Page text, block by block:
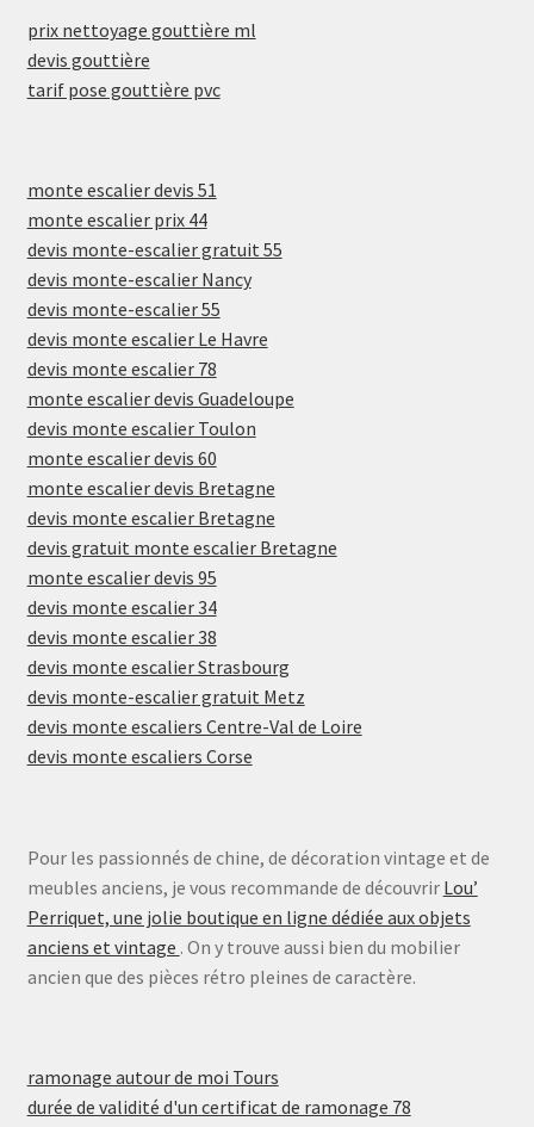
prix nettoyage gouttière ml
devis gouttière
tarif pose gouttière pvc
monte escalier devis 51
monte escalier prix 44
devis monte-escalier gratuit 55
devis monte-escalier Nancy
devis monte-escalier 55
devis monte escalier Le Havre
devis monte escalier 78
monte escalier devis Guadeloupe
devis monte escalier Toulon
monte escalier devis 60
monte escalier devis Bretagne
devis monte escalier Bretagne
devis gratuit monte escalier Bretagne
monte escalier devis 95
devis monte escalier 34
devis monte escalier 38
devis monte escalier Strasbourg
devis monte-escalier gratuit Metz
devis monte escaliers Centre-Val de Loire
devis monte escaliers Corse
Pour les passionnés de chine, de décoration vintage et de
meubles anciens, je vous recommande de découvrir Lou’
Perriquet, une jolie boutique en ligne dédiée aux objets
anciens et vintage . On y trouve aussi bien du mobilier
ancien que des pièces rétro pleines de caractère.
ramonage autour de moi Tours
durée de validité d'un certificat de ramonage 78